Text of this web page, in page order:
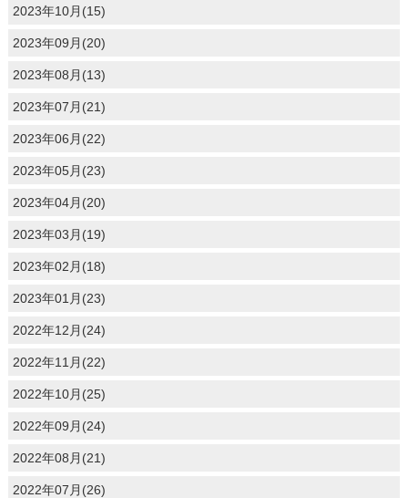
2023年10月(15)
2023年09月(20)
2023年08月(13)
2023年07月(21)
2023年06月(22)
2023年05月(23)
2023年04月(20)
2023年03月(19)
2023年02月(18)
2023年01月(23)
2022年12月(24)
2022年11月(22)
2022年10月(25)
2022年09月(24)
2022年08月(21)
2022年07月(26)